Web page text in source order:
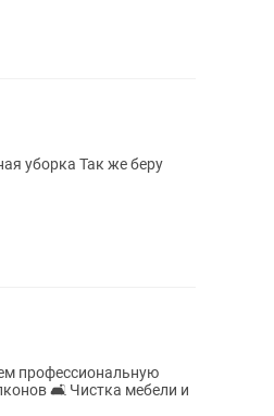
уборка Так же беру
🛋 Чистка мебели и